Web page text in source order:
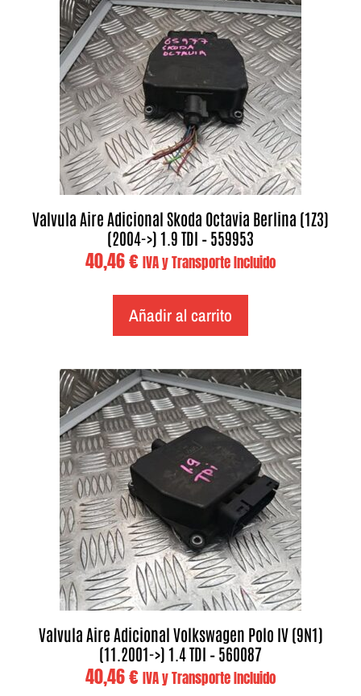
Valvula Aire Adicional Skoda Octavia Berlina (1Z3)
(2004->) 1.9 TDI – 559953
40,46€ IVA y Transporte Incluido
Añadir al carrito
Valvula Aire Adicional Volkswagen Polo IV (9N1)
(11.2001->) 1.4 TDI – 560087
40,46€ IVA y Transporte Incluido